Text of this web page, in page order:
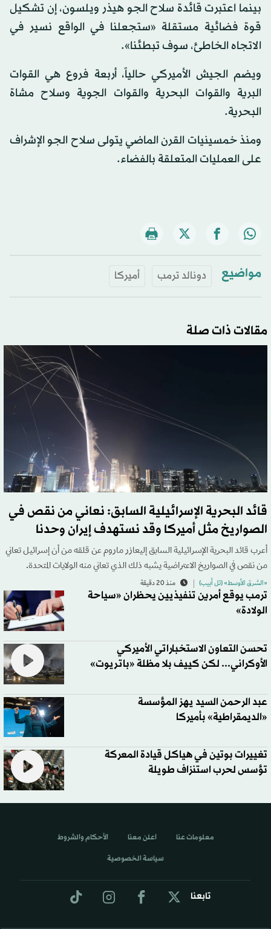
بينما اعتبرت قائدة سلاح الجو هيذر ويلسون، إن تشكيل
قوة فضائية مستقلة «ستجعلنا في الواقع نسير في
الاتجاه الخاطئ، سوف تبطئنا».
ويضم الجيش الأميركي حالياً، أربعة فروع هي القوات
البرية والقوات البحرية والقوات الجوية وسلاح مشاة
البحرية.
ومنذ خمسينيات القرن الماضي يتولى سلاح الجو الإشراف
على العمليات المتعلقة بالفضاء.
مواضيع دونالد ترمب أميركا
مقالات ذات صلة
قائد البحرية الإسرائيلية السابق: نعاني من نقص في
الصواريخ مثل أميركا وقد نستهدف إيران وحدنا
أعرب قائد البحرية الإسرائيلية السابق إليعازر ماروم عن قلقه من أن إسرائيل تعاني
من نقص في الصواريخ الاعتراضية يشبه ذلك الذي تعاني منه الولايات المتحدة.
«الشرق الأوسط» (تل أبيب) منذ 20 دقيقة
ترمب يوقع أمرين تنفيذيين يحظران «سياحة
الولادة»
تحسن التعاون الاستخباراتي الأميركي
الأوكراني... لكن كييف بلا مظلة «باتريوت»
عبد الرحمن السيد يهز المؤسسة
«الديمقراطية» بأميركا
تغييرات بوتين في هياكل قيادة المعركة
تؤسس لحرب استنزاف طويلة
تابعنا
معلومات عنا اعلن معنا الأحكام والشروط
سياسة الخصوصية